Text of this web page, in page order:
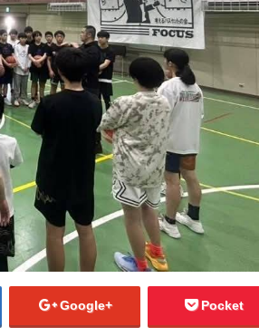
Google+ Pocket